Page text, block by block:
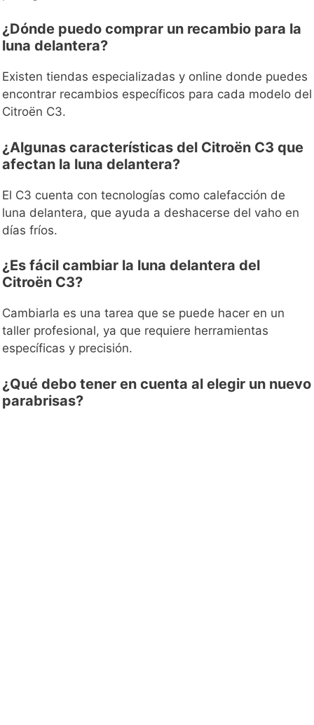
¿Dónde puedo comprar un recambio para la
luna delantera?
Existen tiendas especializadas y online donde puedes
encontrar recambios específicos para cada modelo del
Citroën C3.
¿Algunas características del Citroën C3 que
afectan la luna delantera?
El C3 cuenta con tecnologías como calefacción de
luna delantera, que ayuda a deshacerse del vaho en
días fríos.
¿Es fácil cambiar la luna delantera del
Citroën C3?
Cambiarla es una tarea que se puede hacer en un
taller profesional, ya que requiere herramientas
específicas y precisión.
¿Qué debo tener en cuenta al elegir un nuevo
parabrisas?